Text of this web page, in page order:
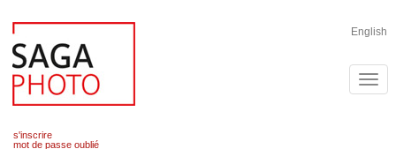
English
s'inscrire
mot de passe oublié